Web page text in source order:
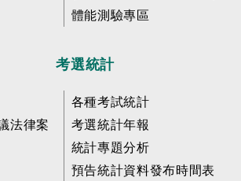
體能測驗專區
法律案
考選統計
各種考試統計
考選統計年報
統計專題分析
預告統計資料發布時間表